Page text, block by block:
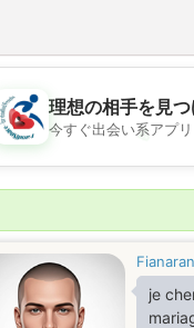
💖
理想の相手を見つ
今すぐ出会い系アプ
je